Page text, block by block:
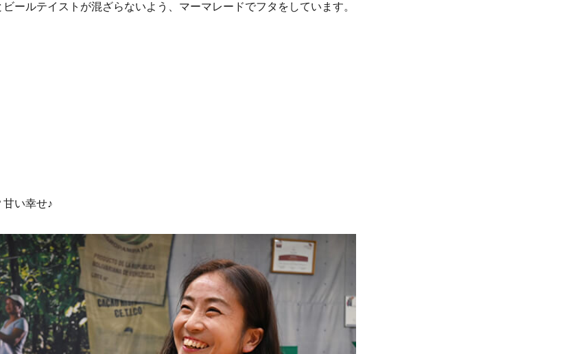
ールテイストが混ざらないよう、マーマレードでフタをしています。
い幸せ♪